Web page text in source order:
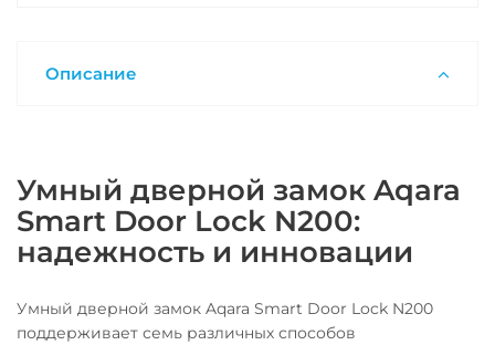
Описание
Умный дверной замок Aqara
Smart Door Lock N200:
надежность и инновации
Умный дверной замок Aqara Smart Door Lock N200
поддерживает семь различных способов